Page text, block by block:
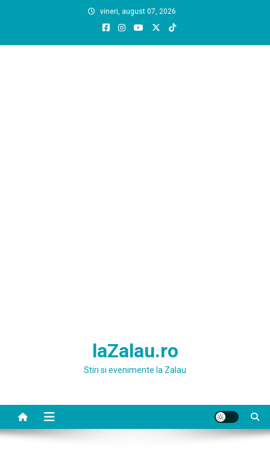
vineri, august 07, 2026
laZalau.ro
Stiri si evenimente la Zalau